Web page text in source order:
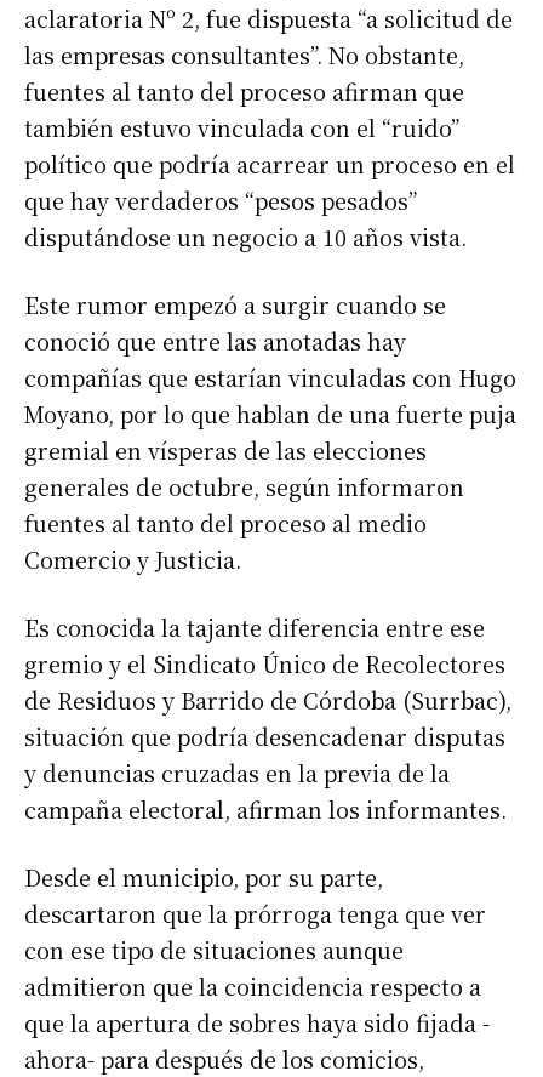
aclaratoria Nº 2, fue dispuesta “a solicitud de
las empresas consultantes”. No obstante,
fuentes al tanto del proceso afirman que
también estuvo vinculada con el “ruido”
político que podría acarrear un proceso en el
que hay verdaderos “pesos pesados”
disputándose un negocio a 10 años vista.
Este rumor empezó a surgir cuando se
conoció que entre las anotadas hay
compañías que estarían vinculadas con Hugo
Moyano, por lo que hablan de una fuerte puja
gremial en vísperas de las elecciones
generales de octubre, según informaron
fuentes al tanto del proceso al medio
Comercio y Justicia.
Es conocida la tajante diferencia entre ese
gremio y el Sindicato Único de Recolectores
de Residuos y Barrido de Córdoba (Surrbac),
situación que podría desencadenar disputas
y denuncias cruzadas en la previa de la
campaña electoral, afirman los informantes.
Desde el municipio, por su parte,
descartaron que la prórroga tenga que ver
con ese tipo de situaciones aunque
admitieron que la coincidencia respecto a
que la apertura de sobres haya sido fijada -
ahora- para después de los comicios,